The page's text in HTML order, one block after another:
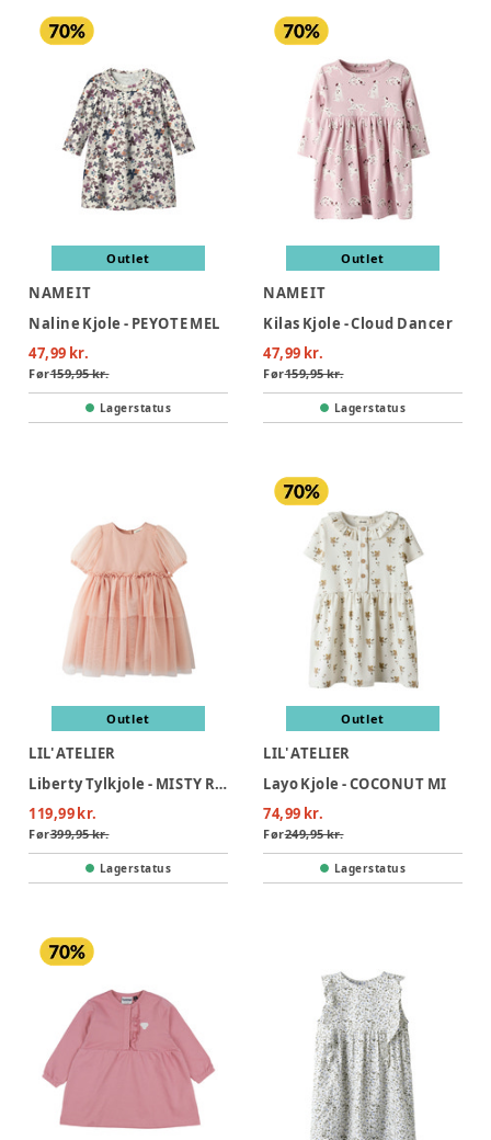
Outlet
NAME IT
Naline Kjole - PEYOTE MEL
47,99 kr.
Før159,95 kr.
Lagerstatus
Outlet
NAME IT
Kilas Kjole - Cloud Dancer
47,99 kr.
Før159,95 kr.
Lagerstatus
Outlet
LIL' ATELIER
Liberty Tylkjole - MISTY ROSE
119,99 kr.
Før399,95 kr.
Lagerstatus
Outlet
LIL' ATELIER
Layo Kjole - COCONUT MI
74,99 kr.
Før249,95 kr.
Lagerstatus